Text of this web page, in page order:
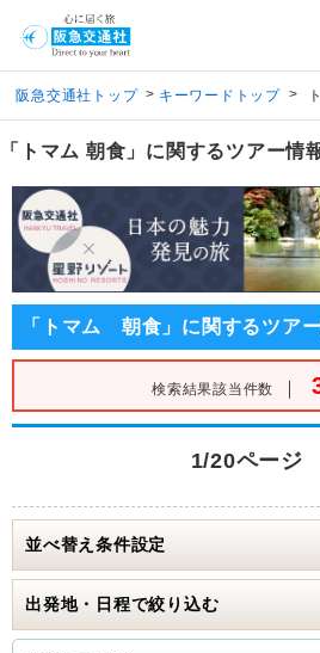
阪急交通社トップ > キーワードトップ >
「トマム 朝食」に関するツアー情
「トマム 朝食」に関するツア
検索結果該当件数 ｜
1/20ページ
並べ替え条件設定
出発地・日程で絞り込む